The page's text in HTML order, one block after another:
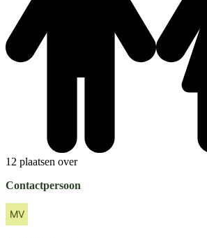
12 plaatsen over
Contactpersoon